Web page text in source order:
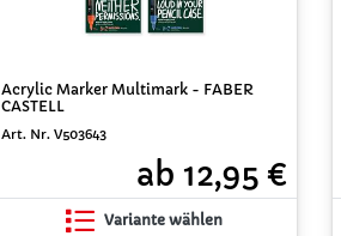
Acrylic Marker Multimark - FABER
CASTELL
Art. Nr. V503643
ab 12,95 €
Variante wählen